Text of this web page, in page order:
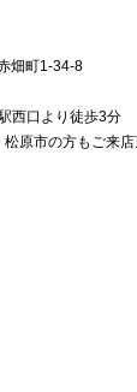
畑町1-34-8
西口より徒歩3分
原市の方もご来店